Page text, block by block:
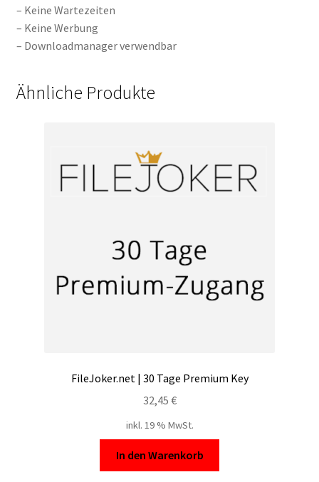
– Keine Wartezeiten
– Keine Werbung
– Downloadmanager verwendbar
Ähnliche Produkte
FileJoker.net | 30 Tage Premium Key
32,45 €
inkl. 19 % MwSt.
In den Warenkorb